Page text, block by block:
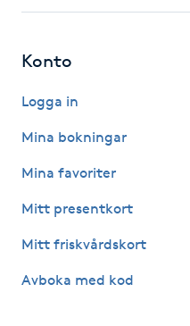
Headspa
Healing
Konto
Logga in
Mina bokningar
Mina favoriter
Mitt presentkort
Mitt friskvårdskort
Avboka med kod